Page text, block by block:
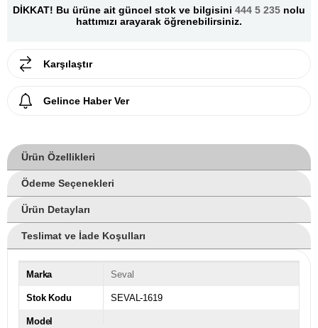
DİKKAT! Bu ürüne ait güncel stok ve bilgisini 444 5 235 nolu
hattımızı arayarak öğrenebilirsiniz.
Karşılaştır
Gelince Haber Ver
Ürün Özellikleri
Ödeme Seçenekleri
Ürün Detayları
Teslimat ve İade Koşulları
Marka Seval
Stok Kodu SEVAL-1619
Model